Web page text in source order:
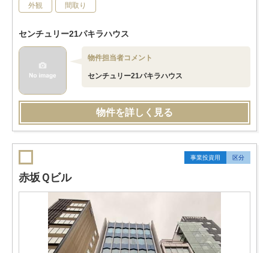
外観 間取り
センチュリー21パキラハウス
物件担当者コメント
センチュリー21パキラハウス
物件を詳しく見る
事業投資用 区分
赤坂Ｑビル